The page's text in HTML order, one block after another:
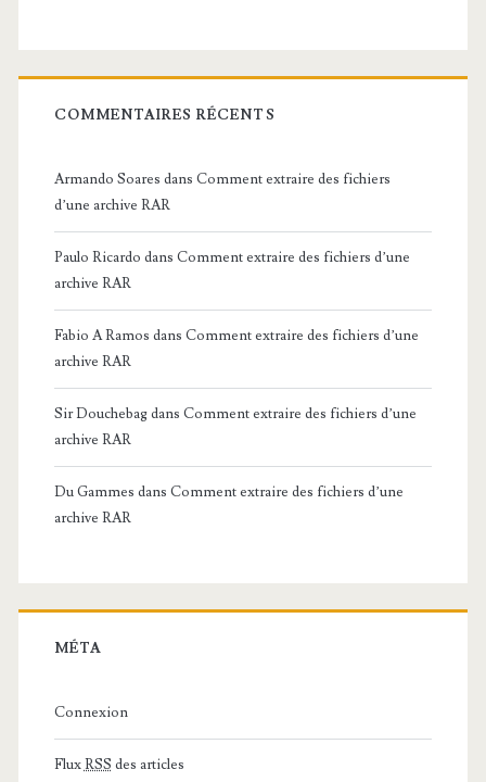
COMMENTAIRES RÉCENTS
Armando Soares dans Comment extraire des fichiers
d’une archive RAR
Paulo Ricardo dans Comment extraire des fichiers d’une
archive RAR
Fabio A Ramos dans Comment extraire des fichiers d’une
archive RAR
Sir Douchebagdans Comment extraire des fichiers d’une
archive RAR
Du Gammes dans Comment extraire des fichiers d’une
archive RAR
MÉTA
Connexion
FluxRSS des articles